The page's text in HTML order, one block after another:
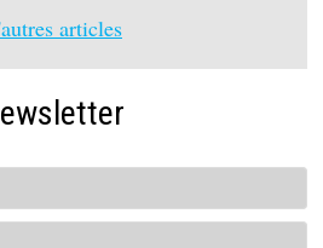
articles